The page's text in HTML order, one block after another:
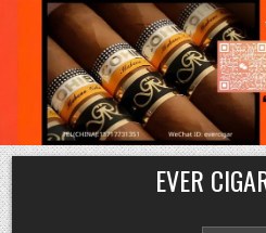
Skip
to
content
EVER